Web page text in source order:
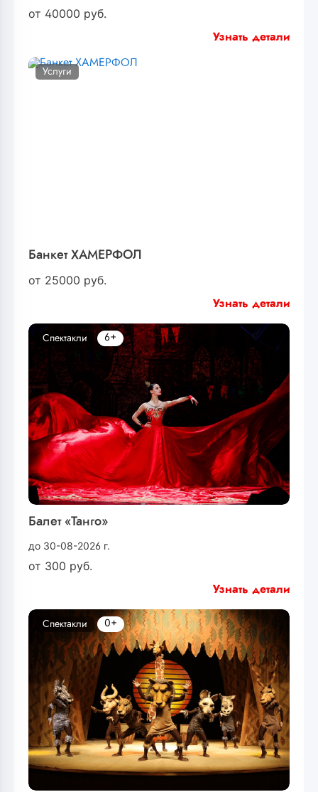
от 40000 руб.
Узнать детали
Банкет ХАМЕРФОЛ
от 25000 руб.
Услуги
Узнать детали
Балет «Танго»
до 30-08-2026 г.
от 300 руб.
Спектакли 6+
Узнать детали
Спектакли 0+